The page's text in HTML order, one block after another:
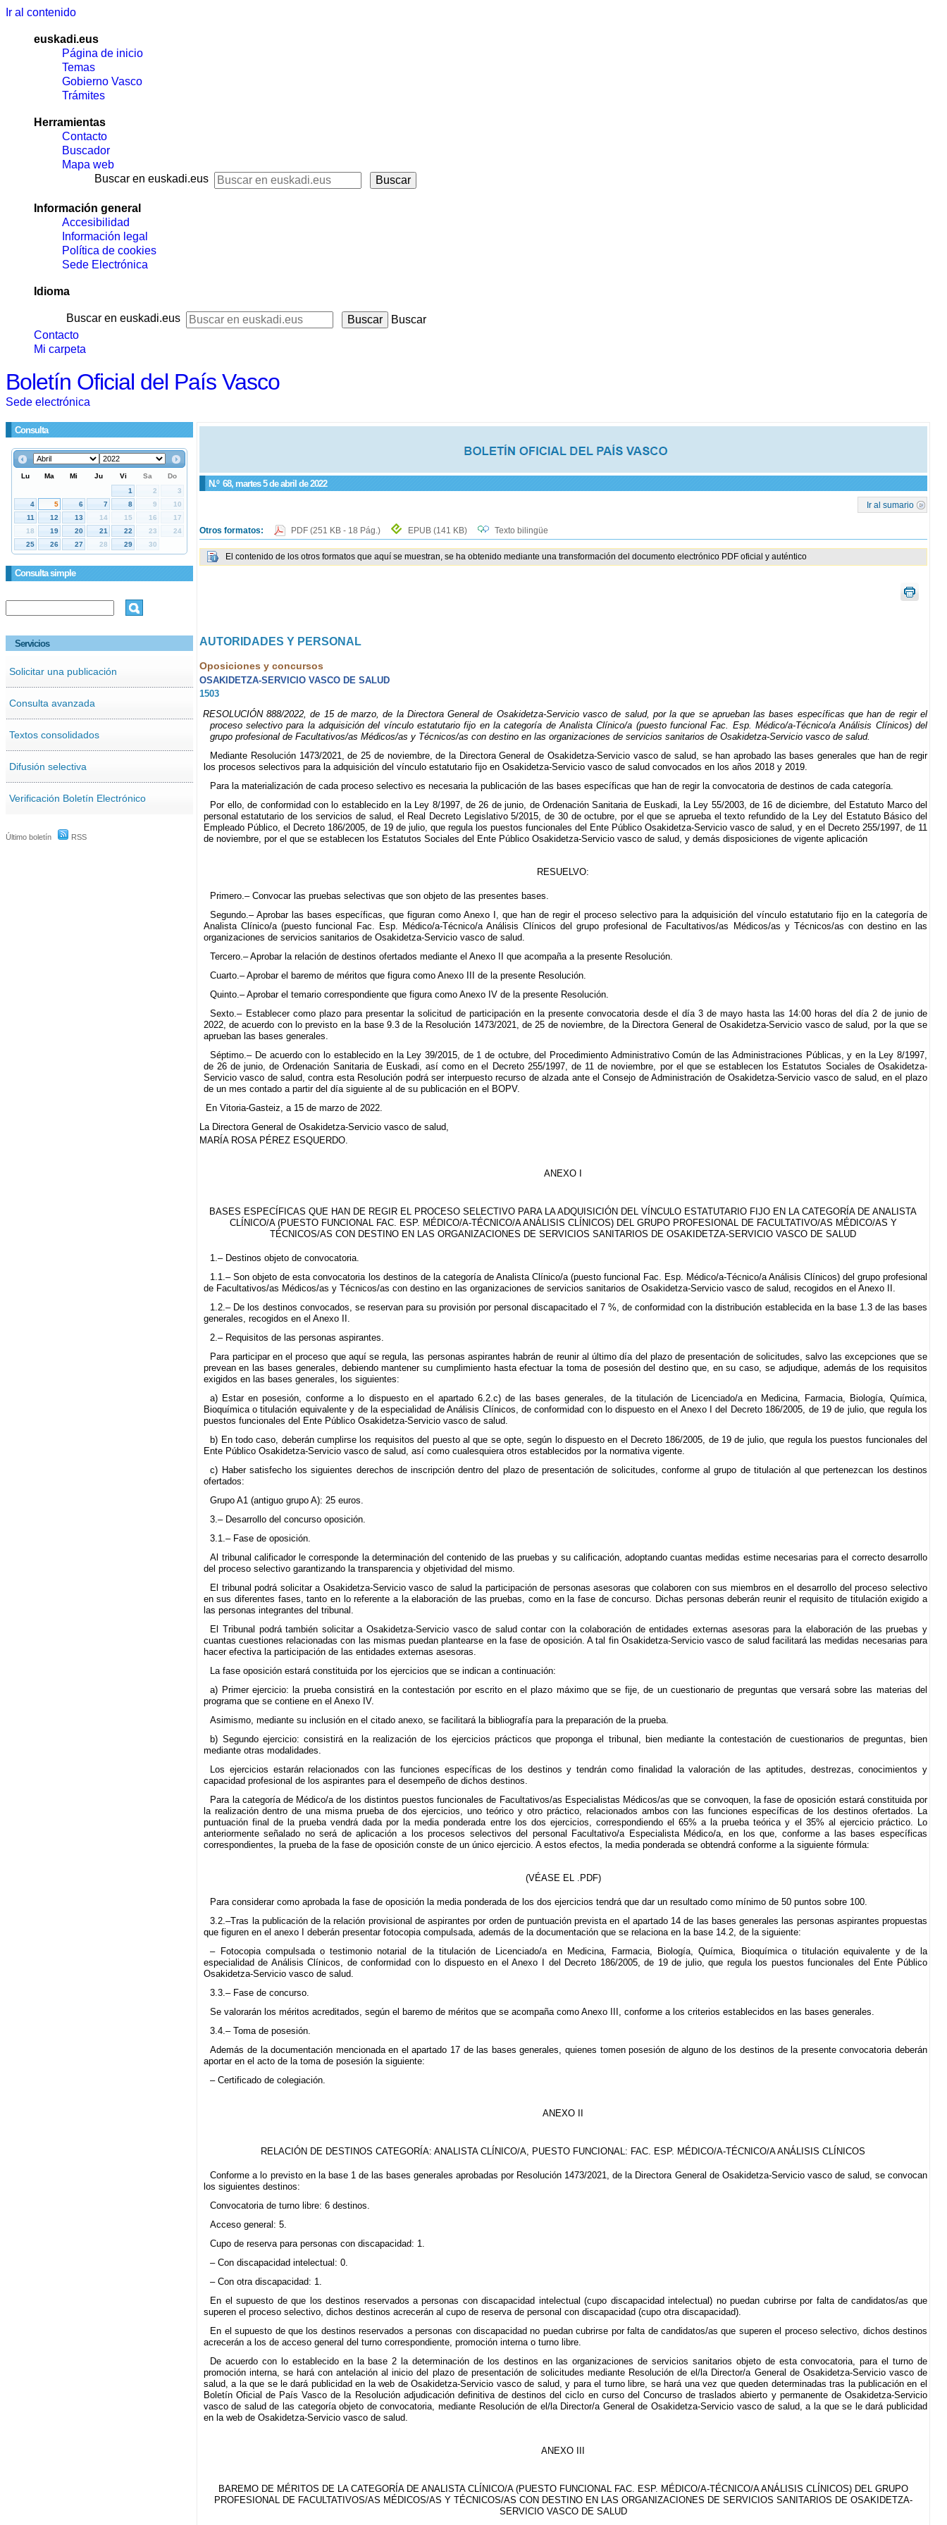
Ir al contenido
euskadi.eus
Página de inicio
Temas
Gobierno Vasco
Trámites
Herramientas
Contacto
Buscador
Mapa web
Buscar en euskadi.eus
Información general
Accesibilidad
Información legal
Política de cookies
Sede Electrónica
Idioma
Buscar en euskadi.eus
Buscar
Contacto
Mi carpeta
Boletín Oficial del País Vasco
Sede electrónica
Consulta
Consulta simple
Servicios
Solicitar una publicación
Consulta avanzada
Textos consolidados
Difusión selectiva
Verificación Boletín Electrónico
Último boletín RSS
N.º 68, martes 5 de abril de 2022
Ir al sumario
Otros formatos: PDF (251 KB - 18 Pág.) EPUB (141 KB) Texto bilingüe
El contenido de los otros formatos que aquí se muestran, se ha obtenido mediante una transformación del documento electrónico PDF oficial y auténtico
AUTORIDADES Y PERSONAL
Oposiciones y concursos
OSAKIDETZA-SERVICIO VASCO DE SALUD
1503
RESOLUCIÓN 888/2022, de 15 de marzo, de la Directora General de Osakidetza-Servicio vasco de salud, por la que se aprueban las bases específicas que han de regir el
proceso selectivo para la adquisición del vínculo estatutario fijo en la categoría de Analista Clínico/a (puesto funcional Fac. Esp. Médico/a-Técnico/a Análisis Clínicos) del
grupo profesional de Facultativos/as Médicos/as y Técnicos/as con destino en las organizaciones de servicios sanitarios de Osakidetza-Servicio vasco de salud.
Mediante Resolución 1473/2021, de 25 de noviembre, de la Directora General de Osakidetza-Servicio vasco de salud, se han aprobado las bases generales que han de regir
los procesos selectivos para la adquisición del vínculo estatutario fijo en Osakidetza-Servicio vasco de salud convocados en los años 2018 y 2019.
Para la materialización de cada proceso selectivo es necesaria la publicación de las bases específicas que han de regir la convocatoria de destinos de cada categoría.
Por ello, de conformidad con lo establecido en la Ley 8/1997, de 26 de junio, de Ordenación Sanitaria de Euskadi, la Ley 55/2003, de 16 de diciembre, del Estatuto Marco del
personal estatutario de los servicios de salud, el Real Decreto Legislativo 5/2015, de 30 de octubre, por el que se aprueba el texto refundido de la Ley del Estatuto Básico del
Empleado Público, el Decreto 186/2005, de 19 de julio, que regula los puestos funcionales del Ente Público Osakidetza-Servicio vasco de salud, y en el Decreto 255/1997, de 11
de noviembre, por el que se establecen los Estatutos Sociales del Ente Público Osakidetza-Servicio vasco de salud, y demás disposiciones de vigente aplicación
RESUELVO:
Primero.– Convocar las pruebas selectivas que son objeto de las presentes bases.
Segundo.– Aprobar las bases específicas, que figuran como Anexo I, que han de regir el proceso selectivo para la adquisición del vínculo estatutario fijo en la categoría de
Analista Clínico/a (puesto funcional Fac. Esp. Médico/a-Técnico/a Análisis Clínicos del grupo profesional de Facultativos/as Médicos/as y Técnicos/as con destino en las
organizaciones de servicios sanitarios de Osakidetza-Servicio vasco de salud.
Tercero.– Aprobar la relación de destinos ofertados mediante el Anexo II que acompaña a la presente Resolución.
Cuarto.– Aprobar el baremo de méritos que figura como Anexo III de la presente Resolución.
Quinto.– Aprobar el temario correspondiente que figura como Anexo IV de la presente Resolución.
Sexto.– Establecer como plazo para presentar la solicitud de participación en la presente convocatoria desde el día 3 de mayo hasta las 14:00 horas del día 2 de junio de
2022, de acuerdo con lo previsto en la base 9.3 de la Resolución 1473/2021, de 25 de noviembre, de la Directora General de Osakidetza-Servicio vasco de salud, por la que se
aprueban las bases generales.
Séptimo.– De acuerdo con lo establecido en la Ley 39/2015, de 1 de octubre, del Procedimiento Administrativo Común de las Administraciones Públicas, y en la Ley 8/1997,
de 26 de junio, de Ordenación Sanitaria de Euskadi, así como en el Decreto 255/1997, de 11 de noviembre, por el que se establecen los Estatutos Sociales de Osakidetza-
Servicio vasco de salud, contra esta Resolución podrá ser interpuesto recurso de alzada ante el Consejo de Administración de Osakidetza-Servicio vasco de salud, en el plazo
de un mes contado a partir del día siguiente al de su publicación en el BOPV.
En Vitoria-Gasteiz, a 15 de marzo de 2022.
La Directora General de Osakidetza-Servicio vasco de salud,
MARÍA ROSA PÉREZ ESQUERDO.
ANEXO I
BASES ESPECÍFICAS QUE HAN DE REGIR EL PROCESO SELECTIVO PARA LA ADQUISICIÓN DEL VÍNCULO ESTATUTARIO FIJO EN LA CATEGORÍA DE ANALISTA
CLÍNICO/A (PUESTO FUNCIONAL FAC. ESP. MÉDICO/A-TÉCNICO/A ANÁLISIS CLÍNICOS) DEL GRUPO PROFESIONAL DE FACULTATIVO/AS MÉDICO/AS Y
TÉCNICOS/AS CON DESTINO EN LAS ORGANIZACIONES DE SERVICIOS SANITARIOS DE OSAKIDETZA-SERVICIO VASCO DE SALUD
1.– Destinos objeto de convocatoria.
1.1.– Son objeto de esta convocatoria los destinos de la categoría de Analista Clínico/a (puesto funcional Fac. Esp. Médico/a-Técnico/a Análisis Clínicos) del grupo profesional
de Facultativos/as Médicos/as y Técnicos/as con destino en las organizaciones de servicios sanitarios de Osakidetza-Servicio vasco de salud, recogidos en el Anexo II.
1.2.– De los destinos convocados, se reservan para su provisión por personal discapacitado el 7 %, de conformidad con la distribución establecida en la base 1.3 de las bases
generales, recogidos en el Anexo II.
2.– Requisitos de las personas aspirantes.
Para participar en el proceso que aquí se regula, las personas aspirantes habrán de reunir al último día del plazo de presentación de solicitudes, salvo las excepciones que se
prevean en las bases generales, debiendo mantener su cumplimiento hasta efectuar la toma de posesión del destino que, en su caso, se adjudique, además de los requisitos
exigidos en las bases generales, los siguientes:
a) Estar en posesión, conforme a lo dispuesto en el apartado 6.2.c) de las bases generales, de la titulación de Licenciado/a en Medicina, Farmacia, Biología, Química,
Bioquímica o titulación equivalente y de la especialidad de Análisis Clínicos, de conformidad con lo dispuesto en el Anexo I del Decreto 186/2005, de 19 de julio, que regula los
puestos funcionales del Ente Público Osakidetza-Servicio vasco de salud.
b) En todo caso, deberán cumplirse los requisitos del puesto al que se opte, según lo dispuesto en el Decreto 186/2005, de 19 de julio, que regula los puestos funcionales del
Ente Público Osakidetza-Servicio vasco de salud, así como cualesquiera otros establecidos por la normativa vigente.
c) Haber satisfecho los siguientes derechos de inscripción dentro del plazo de presentación de solicitudes, conforme al grupo de titulación al que pertenezcan los destinos
ofertados:
Grupo A1 (antiguo grupo A): 25 euros.
3.– Desarrollo del concurso oposición.
3.1.– Fase de oposición.
Al tribunal calificador le corresponde la determinación del contenido de las pruebas y su calificación, adoptando cuantas medidas estime necesarias para el correcto desarrollo
del proceso selectivo garantizando la transparencia y objetividad del mismo.
El tribunal podrá solicitar a Osakidetza-Servicio vasco de salud la participación de personas asesoras que colaboren con sus miembros en el desarrollo del proceso selectivo
en sus diferentes fases, tanto en lo referente a la elaboración de las pruebas, como en la fase de concurso. Dichas personas deberán reunir el requisito de titulación exigido a
las personas integrantes del tribunal.
El Tribunal podrá también solicitar a Osakidetza-Servicio vasco de salud contar con la colaboración de entidades externas asesoras para la elaboración de las pruebas y
cuantas cuestiones relacionadas con las mismas puedan plantearse en la fase de oposición. A tal fin Osakidetza-Servicio vasco de salud facilitará las medidas necesarias para
hacer efectiva la participación de las entidades externas asesoras.
La fase oposición estará constituida por los ejercicios que se indican a continuación:
a) Primer ejercicio: la prueba consistirá en la contestación por escrito en el plazo máximo que se fije, de un cuestionario de preguntas que versará sobre las materias del
programa que se contiene en el Anexo IV.
Asimismo, mediante su inclusión en el citado anexo, se facilitará la bibliografía para la preparación de la prueba.
b) Segundo ejercicio: consistirá en la realización de los ejercicios prácticos que proponga el tribunal, bien mediante la contestación de cuestionarios de preguntas, bien
mediante otras modalidades.
Los ejercicios estarán relacionados con las funciones específicas de los destinos y tendrán como finalidad la valoración de las aptitudes, destrezas, conocimientos y
capacidad profesional de los aspirantes para el desempeño de dichos destinos.
Para la categoría de Médico/a de los distintos puestos funcionales de Facultativos/as Especialistas Médicos/as que se convoquen, la fase de oposición estará constituida por
la realización dentro de una misma prueba de dos ejercicios, uno teórico y otro práctico, relacionados ambos con las funciones específicas de los destinos ofertados. La
puntuación final de la prueba vendrá dada por la media ponderada entre los dos ejercicios, correspondiendo el 65% a la prueba teórica y el 35% al ejercicio práctico. Lo
anteriormente señalado no será de aplicación a los procesos selectivos del personal Facultativo/a Especialista Médico/a, en los que, conforme a las bases específicas
correspondientes, la prueba de la fase de oposición conste de un único ejercicio. A estos efectos, la media ponderada se obtendrá conforme a la siguiente fórmula:
(VÉASE EL .PDF)
Para considerar como aprobada la fase de oposición la media ponderada de los dos ejercicios tendrá que dar un resultado como mínimo de 50 puntos sobre 100.
3.2.–Tras la publicación de la relación provisional de aspirantes por orden de puntuación prevista en el apartado 14 de las bases generales las personas aspirantes propuestas
que figuren en el anexo I deberán presentar fotocopia compulsada, además de la documentación que se relaciona en la base 14.2, de la siguiente:
– Fotocopia compulsada o testimonio notarial de la titulación de Licenciado/a en Medicina, Farmacia, Biología, Química, Bioquímica o titulación equivalente y de la
especialidad de Análisis Clínicos, de conformidad con lo dispuesto en el Anexo I del Decreto 186/2005, de 19 de julio, que regula los puestos funcionales del Ente Público
Osakidetza-Servicio vasco de salud.
3.3.– Fase de concurso.
Se valorarán los méritos acreditados, según el baremo de méritos que se acompaña como Anexo III, conforme a los criterios establecidos en las bases generales.
3.4.– Toma de posesión.
Además de la documentación mencionada en el apartado 17 de las bases generales, quienes tomen posesión de alguno de los destinos de la presente convocatoria deberán
aportar en el acto de la toma de posesión la siguiente:
– Certificado de colegiación.
ANEXO II
RELACIÓN DE DESTINOS CATEGORÍA: ANALISTA CLÍNICO/A, PUESTO FUNCIONAL: FAC. ESP. MÉDICO/A-TÉCNICO/A ANÁLISIS CLÍNICOS
Conforme a lo previsto en la base 1 de las bases generales aprobadas por Resolución 1473/2021, de la Directora General de Osakidetza-Servicio vasco de salud, se convocan
los siguientes destinos:
Convocatoria de turno libre: 6 destinos.
Acceso general: 5.
Cupo de reserva para personas con discapacidad: 1.
– Con discapacidad intelectual: 0.
– Con otra discapacidad: 1.
En el supuesto de que los destinos reservados a personas con discapacidad intelectual (cupo discapacidad intelectual) no puedan cubrirse por falta de candidatos/as que
superen el proceso selectivo, dichos destinos acrecerán al cupo de reserva de personal con discapacidad (cupo otra discapacidad).
En el supuesto de que los destinos reservados a personas con discapacidad no puedan cubrirse por falta de candidatos/as que superen el proceso selectivo, dichos destinos
acrecerán a los de acceso general del turno correspondiente, promoción interna o turno libre.
De acuerdo con lo establecido en la base 2 la determinación de los destinos en las organizaciones de servicios sanitarios objeto de esta convocatoria, para el turno de
promoción interna, se hará con antelación al inicio del plazo de presentación de solicitudes mediante Resolución de el/la Director/a General de Osakidetza-Servicio vasco de
salud, a la que se le dará publicidad en la web de Osakidetza-Servicio vasco de salud, y para el turno libre, se hará una vez que queden determinadas tras la publicación en el
Boletín Oficial de País Vasco de la Resolución adjudicación definitiva de destinos del ciclo en curso del Concurso de traslados abierto y permanente de Osakidetza-Servicio
vasco de salud de las categoría objeto de convocatoria, mediante Resolución de el/la Director/a General de Osakidetza-Servicio vasco de salud, a la que se le dará publicidad
en la web de Osakidetza-Servicio vasco de salud.
ANEXO III
BAREMO DE MÉRITOS DE LA CATEGORÍA DE ANALISTA CLÍNICO/A (PUESTO FUNCIONAL FAC. ESP. MÉDICO/A-TÉCNICO/A ANÁLISIS CLÍNICOS) DEL GRUPO
PROFESIONAL DE FACULTATIVOS/AS MÉDICOS/AS Y TÉCNICOS/AS CON DESTINO EN LAS ORGANIZACIONES DE SERVICIOS SANITARIOS DE OSAKIDETZA-
SERVICIO VASCO DE SALUD